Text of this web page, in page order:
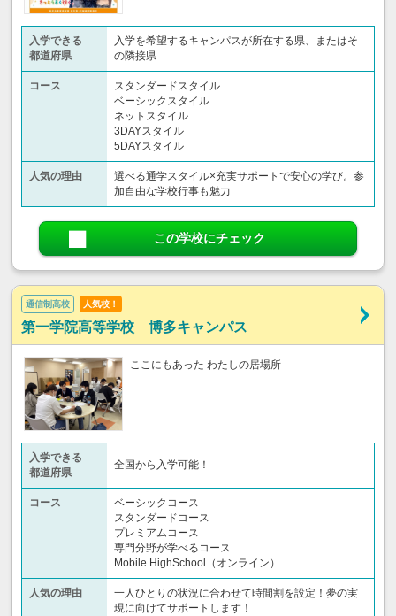
入学できる
都道府県
入学を希望するキャンパスが所在する県、またはそ
の隣接県
コース
スタンダードスタイル
ベーシックスタイル
ネットスタイル
3DAYスタイル
5DAYスタイル
人気の理由
選べる通学スタイル×充実サポートで安心の学び。参
加自由な学校行事も魅力
この学校にチェック
通信制高校 人気校！
第一学院高等学校 博多キャンパス
ここにもあった わたしの居場所
入学できる
都道府県
全国から入学可能！
コース
ベーシックコース
スタンダードコース
プレミアムコース
専門分野が学べるコース
Mobile HighSchool（オンライン）
人気の理由
一人ひとりの状況に合わせて時間割を設定！夢の実
現に向けてサポートします！